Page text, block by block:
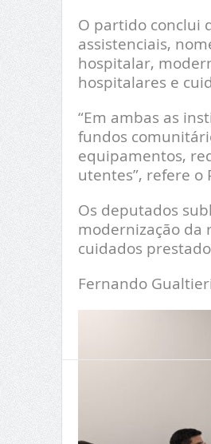
O partido conclui
assistenciais,
hospitalar,
hospitalares e
“Em ambas as
fundos
equipamentos,
utentes”, refere o
Os deputados
modernização da
cuidados
Fernando